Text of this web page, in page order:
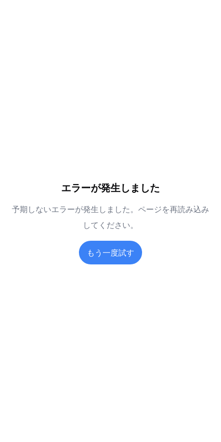
エラーが発生しました
予期しないエラーが発生しました。ページを再読み込み
してください。
もう一度試す